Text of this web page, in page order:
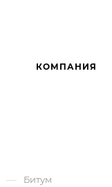
КОМПАНИЯ
— Битум